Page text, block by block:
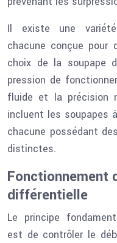
Il existe une
chacune conçue pour
choix de la soupape
pression de
fluide et la précision
incluent les soupapes
chacune possédant
distinctes.
Fonctionnement
différentielle
Le principe
est de contrôler le